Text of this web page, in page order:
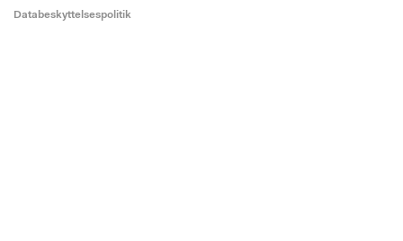
Databeskyttelsespolitik